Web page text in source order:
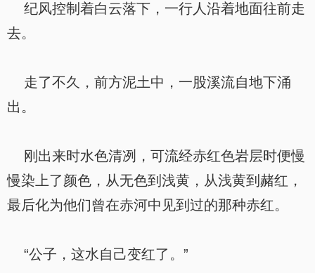
纪风控制着白云落下，一行人沿着地面往前走
去。
走了不久，前方泥土中，一股溪流自地下涌
出。
刚出来时水色清冽，可流经赤红色岩层时便慢
慢染上了颜色，从无色到浅黄，从浅黄到赭红，
最后化为他们曾在赤河中见到过的那种赤红。
“公子，这水自己变红了。”